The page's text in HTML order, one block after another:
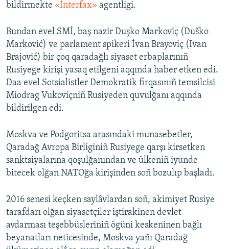
bildirmekte «İnterfax» agentligi.
Bundan evel SMİ, baş nazir Duşko Markoviç (Duško
Marković) ve parlament spikeri İvan Brayoviç (Ivan
Brajović) bir çoq qaradağlı siyaset erbaplarınıñ
Rusiyege kirişi yasaq etilgeni aqqında haber etken edi.
Daa evel Sotsialistler Demokratik firqasınıñ temsilcisi
Miodrag Vukoviçniñ Rusiyeden quvulğanı aqqında
bildirilgen edi.
Moskva ve Podgoritsa arasındaki munasebetler,
Qaradağ Avropa Birliginiñ Rusiyege qarşı kirsetken
sanktsiyalarına qoşulğanından ve ülkeniñ iyunde
bitecek olğan NATOğa kirişinden soñ bozulıp başladı.
2016 senesi keçken saylâvlardan soñ, akimiyet Rusiye
tarafdarı olğan siyasetçiler iştirakinen devlet
avdarması teşebbüsleriniñ ögüni keskeninen bağlı
beyanatları neticesinde, Moskva yañı Qaradağ